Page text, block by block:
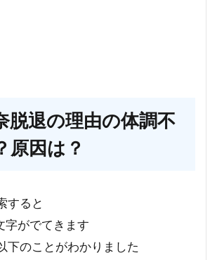
脱退の理由の体調不
原因は？
すると
字がでてきます
下のことがわかりました